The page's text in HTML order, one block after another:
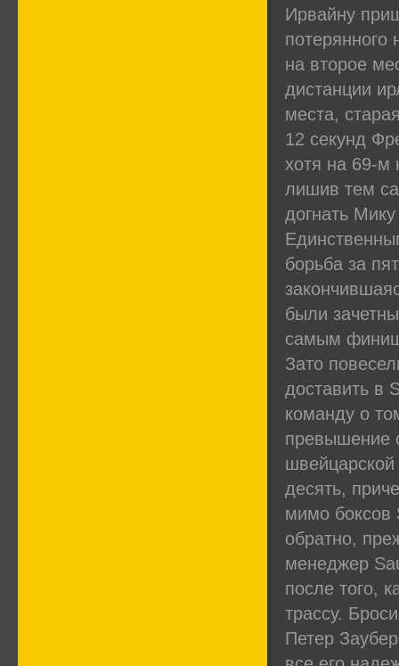
Ирвайну
потерянного
на второе
дистанции
места,
12 секунд
хотя на 69-м
лишив тем
догнать
борьба за
были
самым
Зато
доставить в
команду о
превышение
десять,
мимо боксов
обратно,
менеджер
после того,
трассу.
Петер